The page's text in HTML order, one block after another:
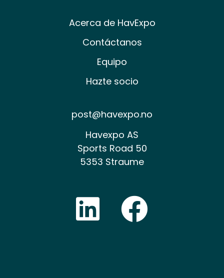
Acerca de HavExpo
Contáctanos
Equipo
Hazte socio
post@havexpo.no
Havexpo AS
Sports Road 50
5353 Straume